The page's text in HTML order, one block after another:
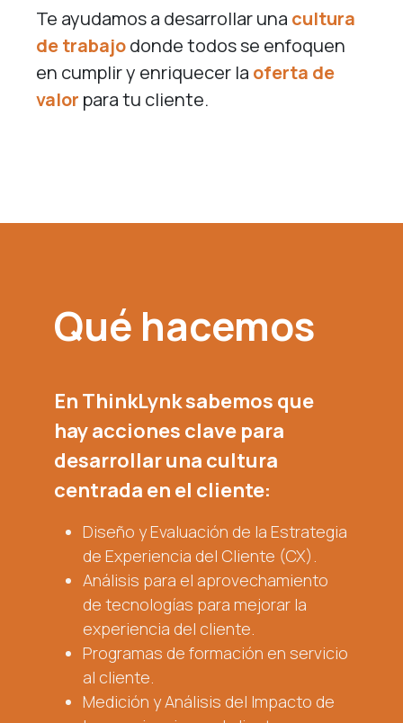
Te ayudamos a desarrollar una cultura
de trabajodonde todos se enfoquen
en cumplir y enriquecer la oferta de
valor para tu cliente.
Qué hacemos
En ThinkLynksabemos que
hay acciones clave para
desarrollar una cultura
centrada en el cliente:
Diseño y Evaluación de la Estrategia
de Experiencia del Cliente (CX).
Análisis para el aprovechamiento
de tecnologías para mejorar la
experiencia del cliente.
Programas de formación en servicio
al cliente.
Medición y Análisis del Impacto de